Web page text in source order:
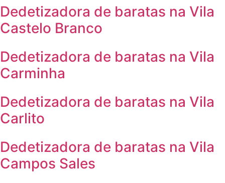
Dedetizadora de baratas na Vila
Castelo Branco
Dedetizadora de baratas na Vila
Carminha
Dedetizadora de baratas na Vila
Carlito
Dedetizadora de baratas na Vila
Campos Sales